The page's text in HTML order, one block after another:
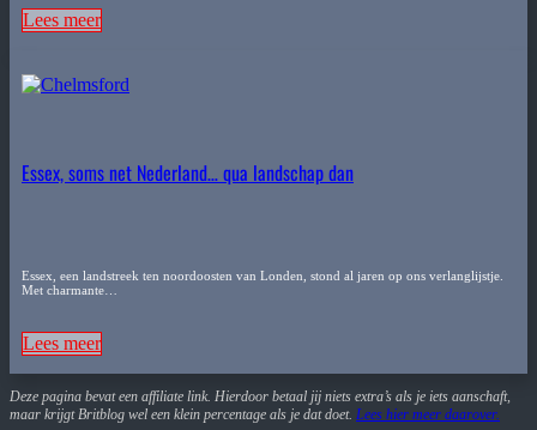
Lees meer
Essex, soms net Nederland… qua landschap dan
Essex, een landstreek ten noordoosten van Londen, stond al jaren op ons verlanglijstje.
Met charmante…
Lees meer
Deze pagina bevat een affiliate link. Hierdoor betaal jij niets extra’s als je iets aanschaft,
maar krijgt Britblog wel een klein percentage als je dat doet. Lees hier meer daarover.